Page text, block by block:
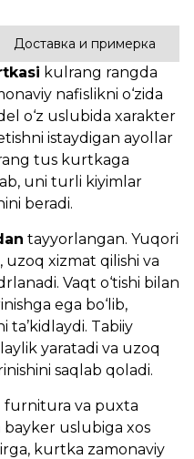
Доставка и примерка
kulrang rangda
nafislikni o‘zida
o‘z uslubida xarakter
istaydigan ayollar
tus kurtkaga
uni turli kiyimlar
beradi.
tayyorlangan. Yuqori
xizmat qilishi va
Vaqt o‘tishi bilan
ega bo‘lib,
ta’kidlaydi. Tabiiy
yaratadi va uzoq
saqlab qoladi.
furnitura va puxta
uslubiga xos
kurtka zamonaviy